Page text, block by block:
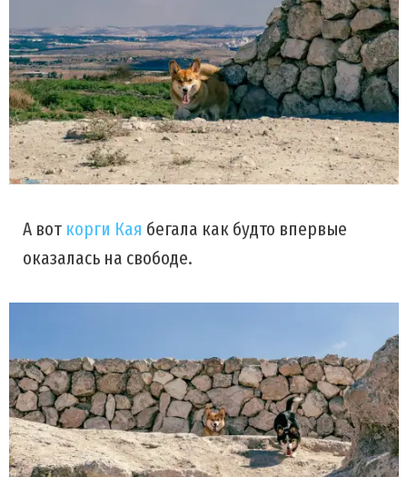
А вот корги Кая бегала как будто впервые
оказалась на свободе.